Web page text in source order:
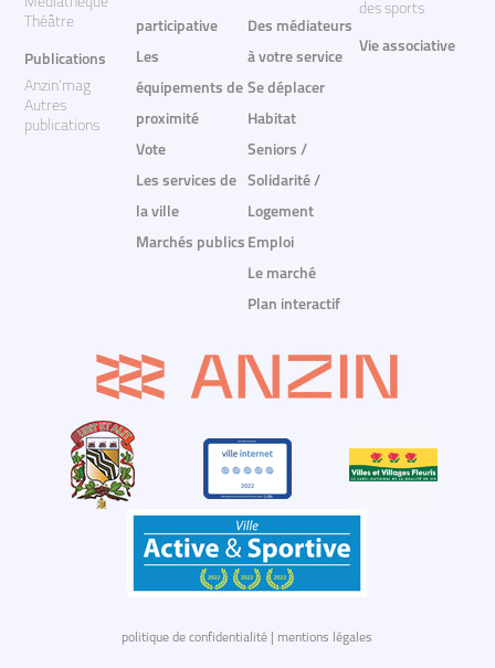
Théâtre
Publications
Anzin'mag
Autres
publications
participative
Les
équipements de
proximité
Vote
Les services de
la ville
Marchés publics
Des médiateurs
à votre service
Se déplacer
Habitat
Seniors /
Solidarité /
Logement
Emploi
Le marché
Plan interactif
des sports
Vie associative
politique de confidentialité mentions légales